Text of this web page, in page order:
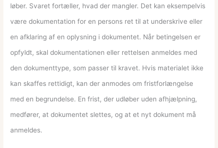
løber. Svaret fortæller, hvad der mangler. Det kan eksempelvis
være dokumentation for en persons ret til at underskrive eller
en afklaring af en oplysning i dokumentet. Når betingelsen er
opfyldt, skal dokumentationen eller rettelsen anmeldes med
den dokumenttype, som passer til kravet. Hvis materialet ikke
kan skaffes rettidigt, kan der anmodes om fristforlængelse
med en begrundelse. En frist, der udløber uden afhjælpning,
medfører, at dokumentet slettes, og at et nyt dokument må
anmeldes.